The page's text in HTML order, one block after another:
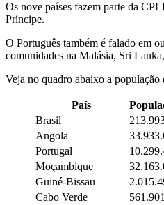
Os nove países fazem parte da
Príncipe.
O Português também é falado em
comunidades na Malásia, Sri
Veja no quadro abaixo a população
País
Brasil
Angola
Portugal
Moçambique
Guiné-Bissau
Cabo Verde
561.901